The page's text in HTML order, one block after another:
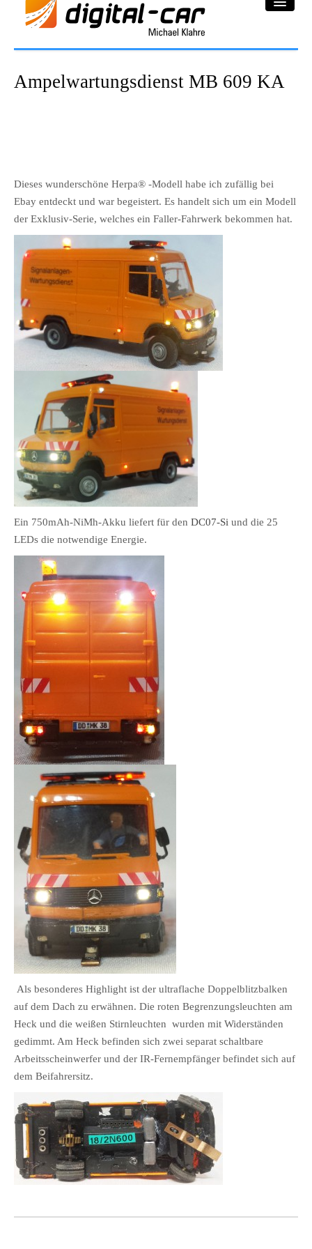
Datenschutzerklärung
Ampelwartungsdienst MB 609 KA
Dieses wunderschöne Herpa® -Modell habe ich zufällig bei
Ebay entdeckt und war begeistert. Es handelt sich um ein Modell
der Exklusiv-Serie, welches ein Faller-Fahrwerk bekommen hat.
Ein 750mAh-NiMh-Akku liefert für den DC07-Si und die 25
LEDs die notwendige Energie.
Als besonderes Highlight ist der ultraflache Doppelblitzbalken
auf dem Dach zu erwähnen. Die roten Begrenzungsleuchten am
Heck und die weißen Stirnleuchten wurden mit Widerständen
gedimmt. Am Heck befinden sich zwei separat schaltbare
Arbeitsscheinwerfer und der IR-Fernempfänger befindet sich auf
dem Beifahrersitz.